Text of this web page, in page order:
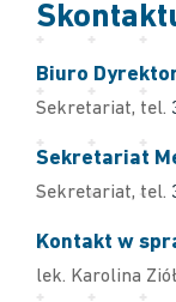
Biuro
Sekretariat, tel.
Sekretariat
Sekretariat, tel.
Kontakt w
lek. Karolina